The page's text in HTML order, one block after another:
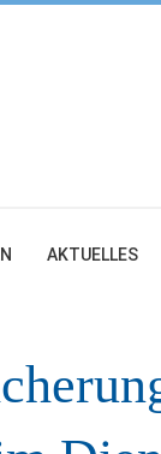
AKTUELLES